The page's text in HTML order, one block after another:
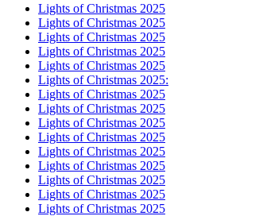
Lights of Christmas 2025
Lights of Christmas 2025
Lights of Christmas 2025
Lights of Christmas 2025
Lights of Christmas 2025
Lights of Christmas 2025:
Lights of Christmas 2025
Lights of Christmas 2025
Lights of Christmas 2025
Lights of Christmas 2025
Lights of Christmas 2025
Lights of Christmas 2025
Lights of Christmas 2025
Lights of Christmas 2025
Lights of Christmas 2025